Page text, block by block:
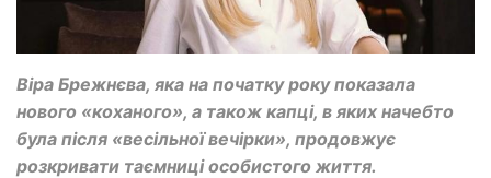
Віра Брежнєва, яка на початку року показала
нового «коханого», а також капці, в яких начебто
була після «весільної вечірки», продовжує
розкривати таємниці особистого життя.